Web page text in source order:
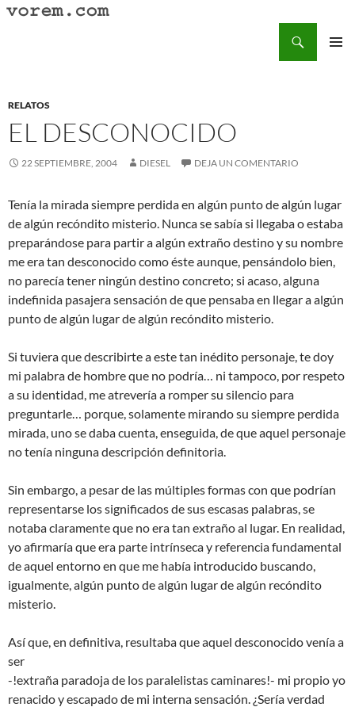
Saltar
RELATOS
EL DESCONOCIDO
22 SEPTIEMBRE, 2004 DIESEL DEJA UN COMENTARIO
Tenía la mirada siempre perdida en algún punto de algún lugar
de algún recóndito misterio. Nunca se sabía si llegaba o estaba
preparándose para partir a algún extraño destino y su nombre
me era tan desconocido como éste aunque, pensándolo bien,
no parecía tener ningún destino concreto; si acaso, alguna
indefinida pasajera sensación de que pensaba en llegar a algún
punto de algún lugar de algún recóndito misterio.
Si tuviera que describirte a este tan inédito personaje, te doy
mi palabra de hombre que no podría… ni tampoco, por respeto
a su identidad, me atrevería a romper su silencio para
preguntarle… porque, solamente mirando su siempre perdida
mirada, uno se daba cuenta, enseguida, de que aquel personaje
no tenía ninguna descripción definitoria.
Sin embargo, a pesar de las múltiples formas con que podrían
representarse los significados de sus escasas palabras, se
notaba claramente que no era tan extraño al lugar. En realidad,
yo afirmaría que era parte intrínseca y referencia fundamental
de aquel entorno en que me había introducido buscando,
igualmente, algún punto de algún lugar de algún recóndito
misterio.
Así que, en definitiva, resultaba que aquel desconocido venía a
ser
-!extraña paradoja de los paralelistas caminares!- mi propio yo
renacido y escapado de mi interna sensación. ¿Sería verdad